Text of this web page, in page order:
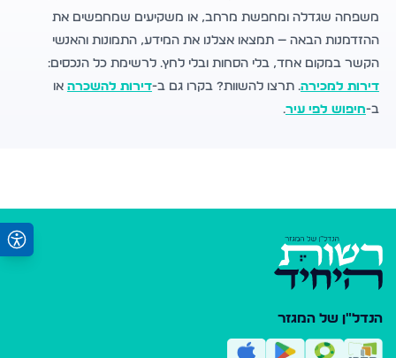
משפחה שגדלה ומחפשת מרחב, או משקיעים שמחפשים את
ההזדמנות הבאה — תמצאו אצלנו את המידע, התמונות והאנשי
הקשר במקום אחד, בלי הסחות ובלי לחץ. לרשימת כל הנכסים:
דירות למכירה. תרצו להשוות? בקרו גם ב-דירות להשכרה או
ב-חיפוש לפי עיר.
הנדל"ן של המגזר